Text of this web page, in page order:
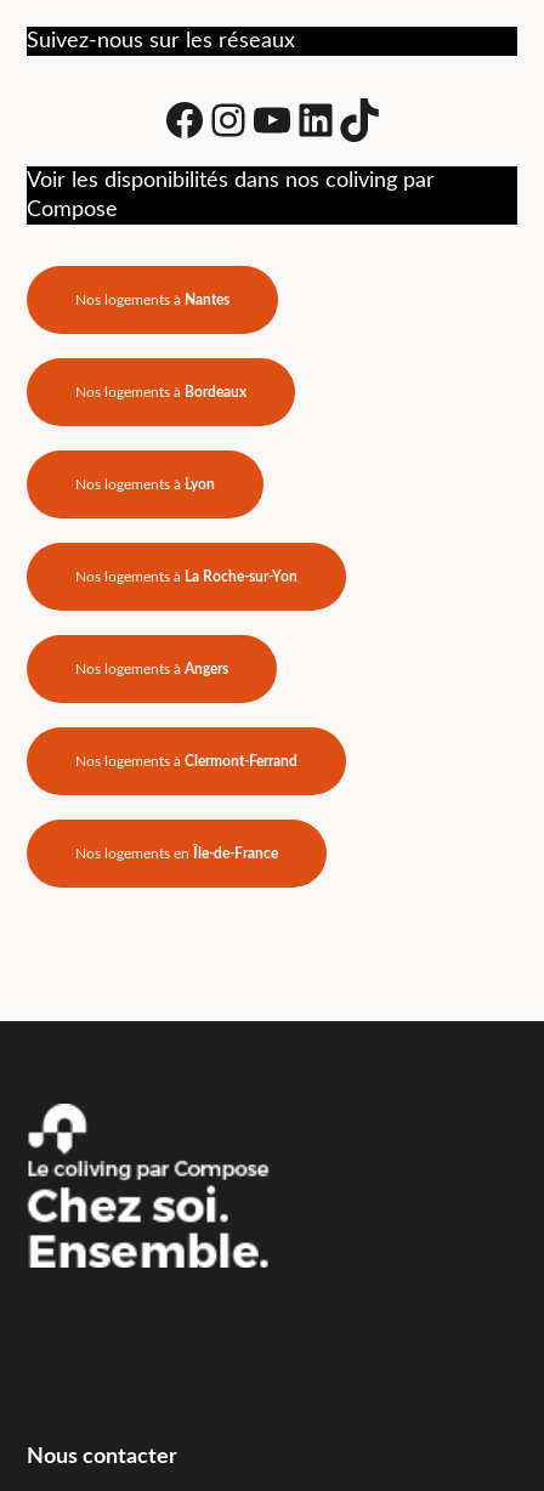
Suivez-nous sur les réseaux
Facebook
Instagram
Youtube
LinkedIn
tiktok
Voir les disponibilités dans nos coliving par
Compose
Nos logements à Nantes
Nos logements à Bordeaux
Nos logements à Lyon
Nos logements à La Roche-sur-Yon
Nos logements àAngers
Nos logements àClermont-Ferrand
Nos logements en Île-de-France
Nous contacter